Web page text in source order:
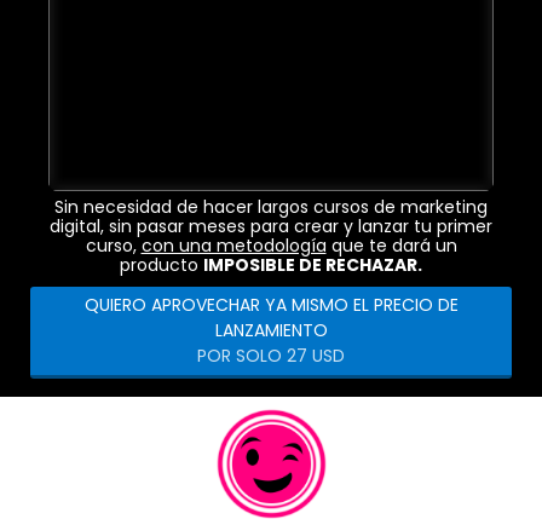
Sin necesidad de hacer largos cursos de marketing
digital, sin pasar meses para crear y lanzar tu primer
curso, con una metodología que te dará un
producto IMPOSIBLE DE RECHAZAR.
QUIERO APROVECHAR YA MISMO EL PRECIO DE
LANZAMIENTO
POR SOLO 27 USD